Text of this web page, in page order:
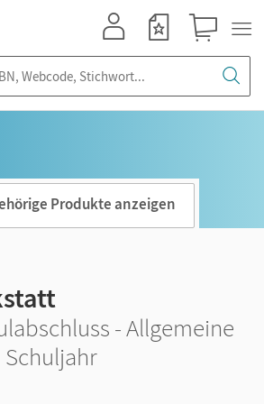
Produkte anzeigen
- Allgemeine
Schuljahr